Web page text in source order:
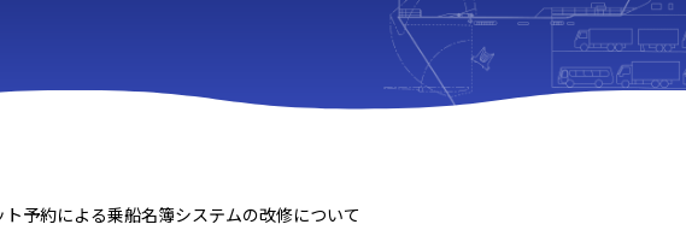
ト予約による乗船名簿システムの改修について